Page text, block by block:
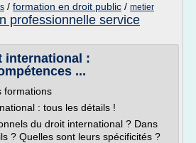
/ formation en droit public / metier
professionnelle service
international :
...
formations
: tous les détails !
du droit international ? Dans
? Quelles sont leurs spécificités ?